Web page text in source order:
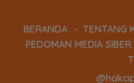
BERANDA TENTANG
PEDOMAN MEDIA SIBER